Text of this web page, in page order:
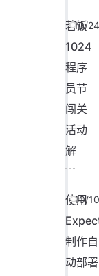
10/
若饭
1024
程序
员节
闯关
活动
解
10/
使用
制作自
动部署